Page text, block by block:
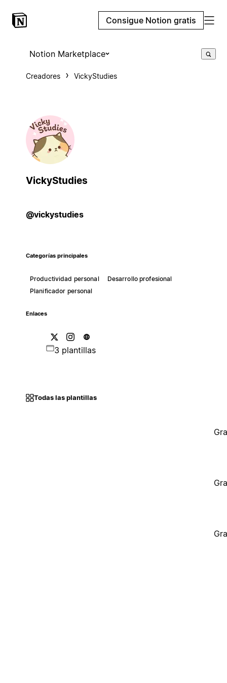
Consigue Notion gratis
Notion Marketplace
Creadores VickyStudies
VickyStudies
@vickystudies
Categorías principales
Productividad personal
Desarrollo profesional
Planificador personal
Enlaces
3 plantillas
Todas las plantillas